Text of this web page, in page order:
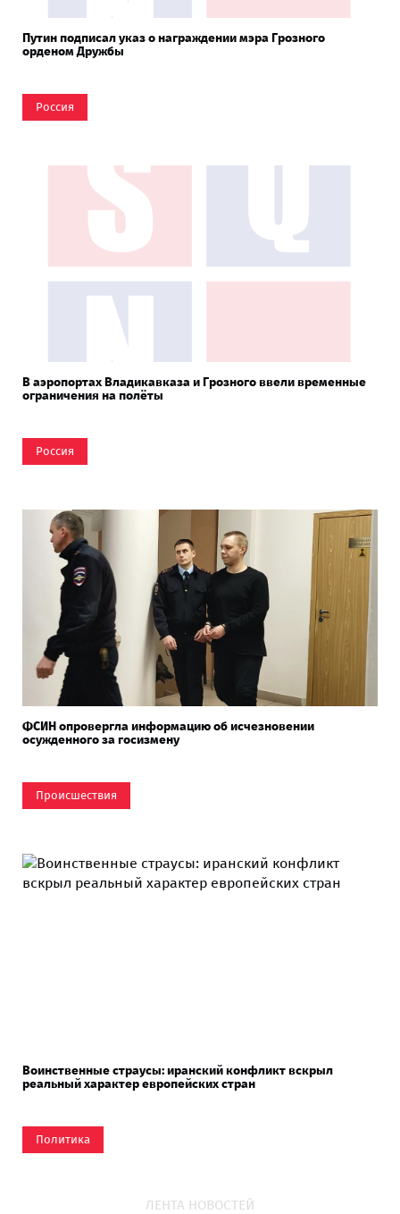
Путин подписал указ о награждении мэра Грозного
орденом Дружбы
Россия
В аэропортах Владикавказа и Грозного ввели временные
ограничения на полёты
Россия
ФСИН опровергла информацию об исчезновении
осужденного за госизмену
Происшествия
Воинственные страусы: иранский конфликт вскрыл
реальный характер европейских стран
Политика
ЛЕНТА НОВОСТЕЙ